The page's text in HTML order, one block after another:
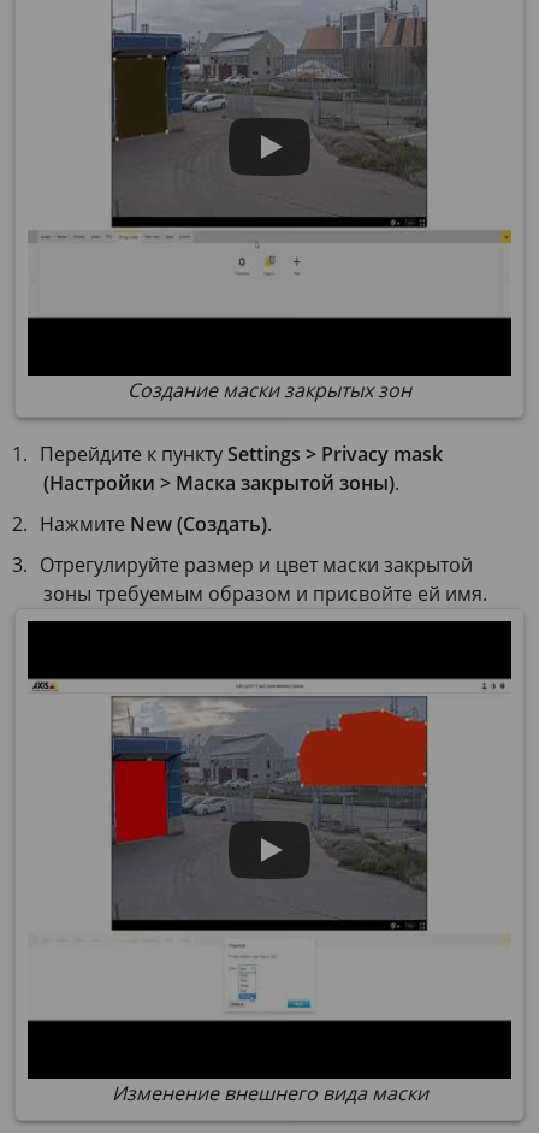
Создание маски закрытых зон
Перейдите к пунктуSettings > Privacy mask
(Настройки > Маска закрытой зоны).
Нажмите New (Создать).
Отрегулируйте размер и цвет маски закрытой
зоны требуемым образом и присвойте ей имя.
Изменение внешнего вида маски